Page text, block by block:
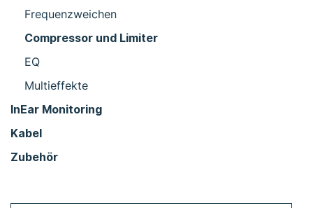
Frequenzweichen
Compressor und Limiter
EQ
Multieffekte
InEar Monitoring
Kabel
Zubehör